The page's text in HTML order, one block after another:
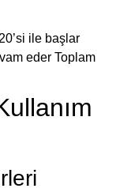
ile başlar
eder Toplam